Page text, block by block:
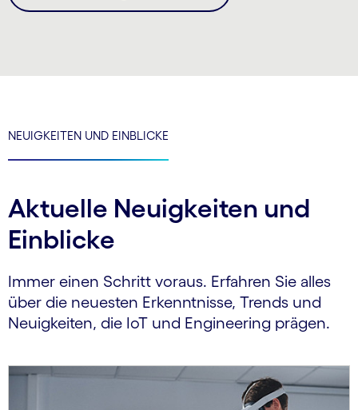
NEUIGKEITEN UND EINBLICKE
Aktuelle Neuigkeiten und
Einblicke
Immer einen Schritt voraus. Erfahren Sie alles
über die neuesten Erkenntnisse, Trends und
Neuigkeiten, die IoT und Engineering prägen.